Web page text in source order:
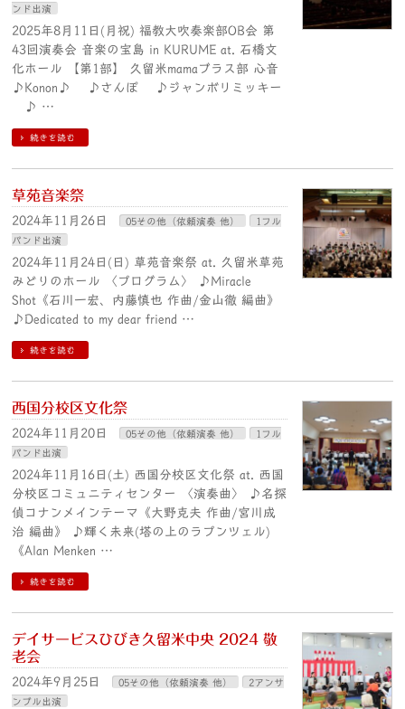
ンド出演
2025年8月11日(月祝) 福教大吹奏楽部OB会 第
43回演奏会 音楽の宝島 in KURUME at. 石橋文
化ホール 【第1部】 久留米mamaブラス部 心音
♪Konon♪ ♪さんぽ ♪ジャンボリミッキー
♪ …
続きを読む
草苑音楽祭
2024年11月26日 05その他（依頼演奏 他）
1フル
バンド出演
2024年11月24日(日) 草苑音楽祭 at. 久留米草苑
みどりのホール 〈プログラム〉 ♪Miracle
Shot《石川一宏、内藤慎也 作曲/金山徹 編曲》
♪Dedicated to my dear friend …
続きを読む
西国分校区文化祭
2024年11月20日 05その他（依頼演奏 他）
1フル
バンド出演
2024年11月16日(土) 西国分校区文化祭 at. 西国
分校区コミュニティセンター 〈演奏曲〉 ♪名探
偵コナンメインテーマ《大野克夫 作曲/宮川成
治 編曲》 ♪輝く未来(塔の上のラプンツェル)
《Alan Menken …
続きを読む
デイサービスひびき久留米中央 2024 敬
老会
2024年9月25日 05その他（依頼演奏 他）
2アンサ
ンブル出演